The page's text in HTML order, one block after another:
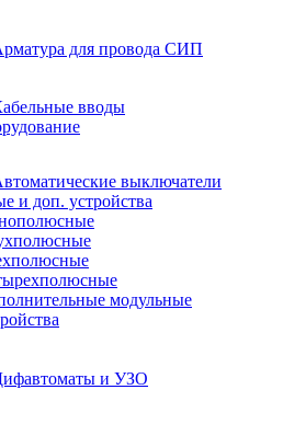
для провода СИП
вводы
выключатели
и доп. устройства
модульные
и УЗО